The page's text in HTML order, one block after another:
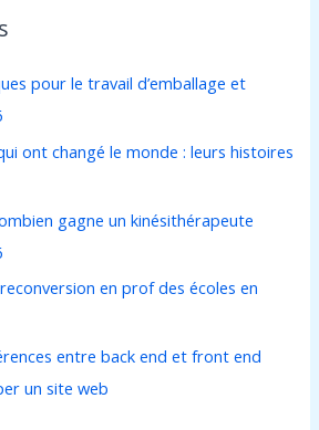
pour le travail d’emballage et
ont changé le monde : leurs histoires
gagne un kinésithérapeute
en prof des écoles en
entre back end et front end
un site web